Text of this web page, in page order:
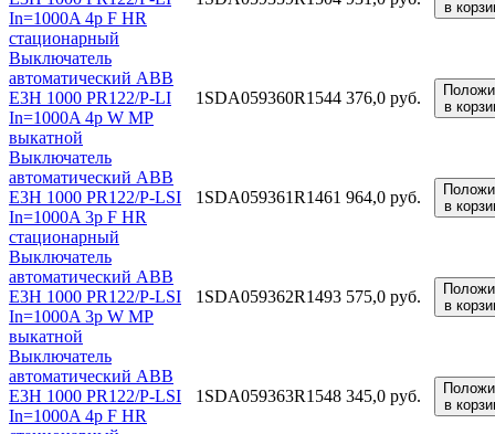
In=1000A 4p F HR
стационарный
в
Выключатель
автоматический ABB
E3H 1000 PR122/P-LI
In=1000A 4p W MP
выкатной
1SDA059360R1 544 376,0 руб.
в
Выключатель
автоматический ABB
E3H 1000 PR122/P-LSI
In=1000A 3p F HR
стационарный
1SDA059361R1461 964,0 руб.
в
Выключатель
автоматический ABB
E3H 1000 PR122/P-LSI
In=1000A 3p W MP
выкатной
1SDA059362R1493 575,0 руб.
в
Выключатель
автоматический ABB
E3H 1000 PR122/P-LSI
In=1000A 4p F HR
1SDA059363R1 548 345,0 руб.
в